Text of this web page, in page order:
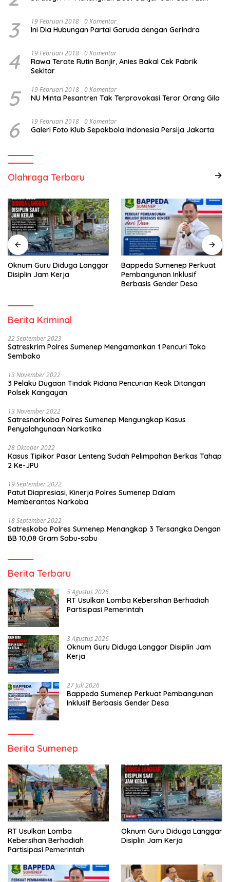
3 19 Februari 2018 0 Komentar
Ini Dia Hubungan Partai Garuda dengan Gerindra
4 19 Februari 2018 0 Komentar
Rawa Terate Rutin Banjir, Anies Bakal Cek Pabrik
Sekitar
5 19 Februari 2018 0 Komentar
NU Minta Pesantren Tak Terprovokasi Teror Orang Gila
6 19 Februari 2018 0 Komentar
Galeri Foto Klub Sepakbola Indonesia Persija Jakarta
Olahraga Terbaru
Oknum Guru Diduga Langgar
Disiplin Jam Kerja
Bappeda Sumenep Perkuat
Pembangunan Inklusif
Berbasis Gender Desa
Berita Kriminal
22 September 2023
Satreskrim Polres Sumenep Mengamankan 1 Pencuri Toko
Sembako
13 November 2022
3 Pelaku Dugaan Tindak Pidana Pencurian Keok Ditangan
Polsek Kangayan
13 November 2022
Satresnarkoba Polres Sumenep Mengungkap Kasus
Penyalahgunaan Narkotika
28 Oktober 2022
Kasus Tipikor Pasar Lenteng Sudah Pelimpahan Berkas Tahap
2 Ke-JPU
19 September 2022
Patut Diapresiasi, Kinerja Polres Sumenep Dalam
Memberantas Narkoba
18 September 2022
Satreskoba Polres Sumenep Menangkap 3 Tersangka Dengan
BB 10,08 Gram Sabu-sabu
Berita Terbaru
5 Agustus 2026
RT Usulkan Lomba Kebersihan Berhadiah
Partisipasi Pemerintah
3 Agustus 2026
Oknum Guru Diduga Langgar Disiplin Jam
Kerja
27 Juli 2026
Bappeda Sumenep Perkuat Pembangunan
Inklusif Berbasis Gender Desa
Berita Sumenep
RT Usulkan Lomba
Kebersihan Berhadiah
Partisipasi Pemerintah
Oknum Guru Diduga Langgar
Disiplin Jam Kerja